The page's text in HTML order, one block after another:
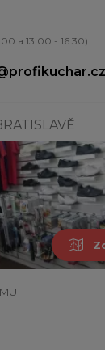
a 13:00 - 16:30)